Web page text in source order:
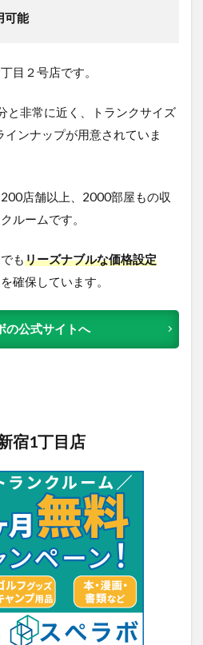
可能
目２号店です。
と非常に近く、トランクサイズ
ンナップが用意されていま
店舗以上、2000部屋もの収
ルームです。
もリーズナブルな価格設定
確保しています。
の公式サイトへ
宿1丁目店